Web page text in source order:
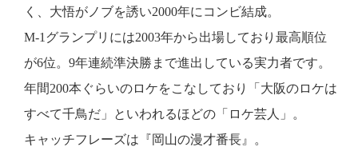
く、大悟がノブを誘い2000年にコンビ結成。
M-1グランプリには2003年から出場しており最高順位
が6位。9年連続準決勝まで進出している実力者です。
年間200本ぐらいのロケをこなしており「大阪のロケは
すべて千鳥だ」といわれるほどの「ロケ芸人」。
キャッチフレーズは『岡山の漫才番長』。